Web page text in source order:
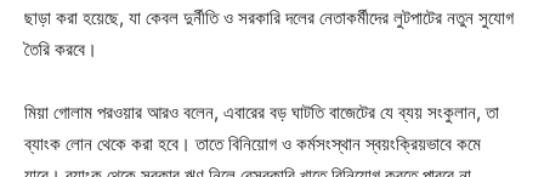
ছাড়া করা হয়েছে, যা কেবল দুর্নীতি ও সরকারি দলের নেতাকর্মীদের লুটপাটের নতুন সুযোগ
তৈরি করবে।
মিয়া গোলাম পরওয়ার আরও বলেন, এবারের বড় ঘাটতি বাজেটের যে ব্যয় সংকুলান, তা
ব্যাংক লোন থেকে করা হবে। তাতে বিনিয়োগ ও কর্মসংস্থান স্বয়ংক্রিয়ভাবে কমে